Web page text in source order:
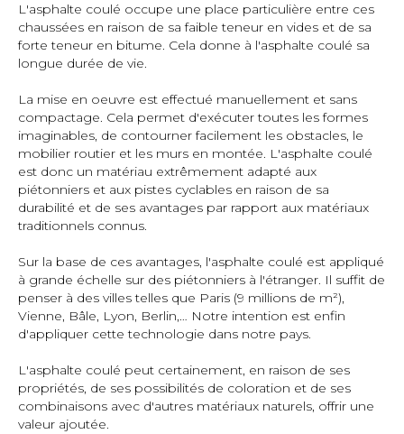
L'asphalte coulé occupe une place particulière entre ces
chaussées en raison de sa faible teneur en vides et de sa
forte teneur en bitume. Cela donne à l'asphalte coulé sa
longue durée de vie.
La mise en oeuvre est effectué manuellement et sans
compactage. Cela permet d'exécuter toutes les formes
imaginables, de contourner facilement les obstacles, le
mobilier routier et les murs en montée. L'asphalte coulé
est donc un matériau extrêmement adapté aux
piétonniers et aux pistes cyclables en raison de sa
durabilité et de ses avantages par rapport aux matériaux
traditionnels connus.
Sur la base de ces avantages, l'asphalte coulé est appliqué
à grande échelle sur des piétonniers à l'étranger. Il suffit de
penser à des villes telles que Paris (9 millions de m²),
Vienne, Bâle, Lyon, Berlin,… Notre intention est enfin
d'appliquer cette technologie dans notre pays.
L'asphalte coulé peut certainement, en raison de ses
propriétés, de ses possibilités de coloration et de ses
combinaisons avec d'autres matériaux naturels, offrir une
valeur ajoutée.